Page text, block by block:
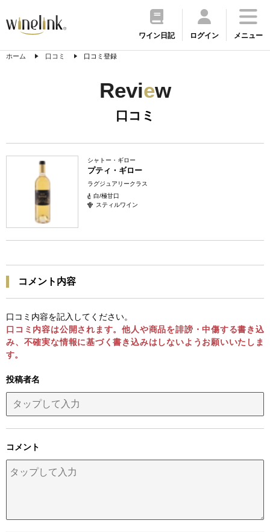
ワイン日記 ログイン メニュー
ホーム 口コミ 口コミ登録
Review
口コミ
シャトー・ギロー
プティ・ギロー
ラグジュアリークラス
白/極甘口
スティルワイン
コメント内容
口コミ内容を記入してください。
口コミ内容は公開されます。他人や商品を誹謗・中傷する書き込
み、不確実な情報に基づく書き込みはしないようお願いいたしま
す。
投稿者名
コメント